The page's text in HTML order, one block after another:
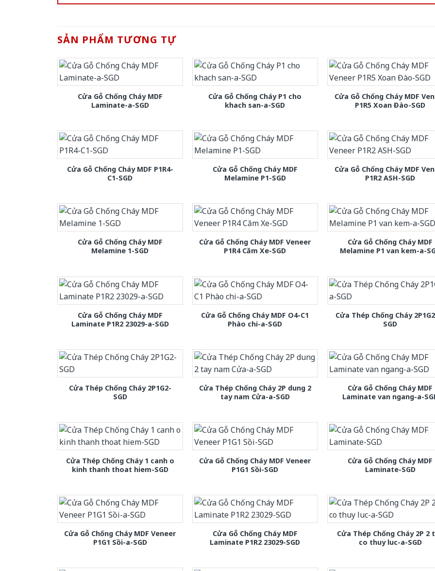
SẢN PHẨM TƯƠNG TỰ
Cửa Gỗ Chống Cháy MDF
Laminate-a-SGD
Cửa Gỗ Chống Cháy P1 cho
khach san-a-SGD
Cửa Gỗ Chống Cháy MDF
P1R5 Xoan Đào-SGD
Cửa Gỗ Chống Cháy MDF P1R4-
C1-SGD
Cửa Gỗ Chống Cháy MDF
Melamine P1-SGD
Cửa Gỗ Chống Cháy MDF
P1R2 ASH-SGD
Cửa Gỗ Chống Cháy MDF
Melamine 1-SGD
Cửa Gỗ Chống Cháy MDF Veneer
P1R4 Căm Xe-SGD
Cửa Gỗ Chống Cháy MDF
Melamine P1 van kem-a-
Cửa Gỗ Chống Cháy MDF
Laminate P1R2 23029-a-SGD
Cửa Gỗ Chống Cháy MDF O4-C1
Phào chi-a-SGD
Cửa Thép Chống Cháy
SGD
Cửa Thép Chống Cháy 2P1G2-
SGD
Cửa Thép Chống Cháy 2P dung 2
tay nam Cửa-a-SGD
Cửa Gỗ Chống Cháy MDF
Laminate van ngang-a-
Cửa Thép Chống Cháy 1 canh o
kinh thanh thoat hiem-SGD
Cửa Gỗ Chống Cháy MDF Veneer
P1G1 Sồi-SGD
Cửa Gỗ Chống Cháy MDF
Laminate-SGD
Cửa Gỗ Chống Cháy MDF Veneer
P1G1 Sồi-a-SGD
Cửa Gỗ Chống Cháy MDF
Laminate P1R2 23029-SGD
Cửa Thép Chống Cháy 2P 2
co thuy luc-a-SGD